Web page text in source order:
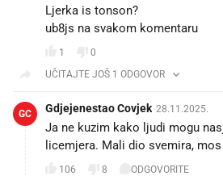
Ljerka is tonson?
ub8js na svakom komentaru
1
0
UČITAJTE JOŠ 1 ODGOVOR
GC Gdjejenestao Covjek 28.11.2025.
Ja ne kuzim kako ljudi mogu
licemjera. Mali dio svemira,
106 8 ODGOVORITE